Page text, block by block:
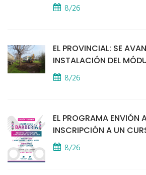
8/26
EL PROVINCIAL: SE
INSTALACIÓN DEL
8/26
EL PROGRAMA ENVIÓN
INSCRIPCIÓN A UN
8/26